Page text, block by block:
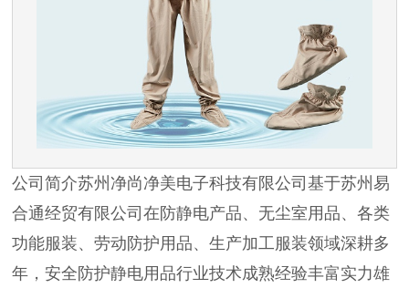
公司简介苏州净尚净美电子科技有限公司基于苏州易
合通经贸有限公司在防静电产品、无尘室用品、各类
功能服装、劳动防护用品、生产加工服装领域深耕多
年，安全防护静电用品行业技术成熟经验丰富实力雄